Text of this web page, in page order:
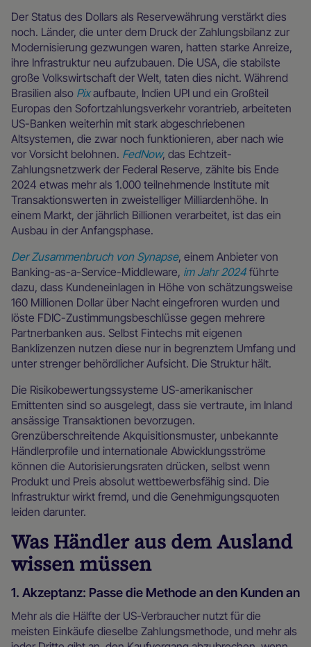
Der Status des Dollars als Reservewährung verstärkt dies
noch. Länder, die unter dem Druck der Zahlungsbilanz zur
Modernisierung gezwungen waren, hatten starke Anreize,
ihre Infrastruktur neu aufzubauen. Die USA, die stabilste
große Volkswirtschaft der Welt, taten dies nicht. Während
Brasilien also Pixaufbaute, Indien UPI und ein Großteil
Europas den Sofortzahlungsverkehr vorantrieb, arbeiteten
US-Banken weiterhin mit stark abgeschriebenen
Altsystemen, die zwar noch funktionieren, aber nach wie
vor Vorsicht belohnen. FedNow, das Echtzeit-
Zahlungsnetzwerk der Federal Reserve, zählte bis Ende
2024 etwas mehr als 1.000 teilnehmende Institute mit
Transaktionswerten in zweistelliger Milliardenhöhe. In
einem Markt, der jährlich Billionen verarbeitet, ist das ein
Ausbau in der Anfangsphase.
Der Zusammenbruch von Synapse, einem Anbieter von
Banking-as-a-Service-Middleware, im Jahr 2024 führte
dazu, dass Kundeneinlagen in Höhe von schätzungsweise
160 Millionen Dollar über Nacht eingefroren wurden und
löste FDIC-Zustimmungsbeschlüsse gegen mehrere
Partnerbanken aus. Selbst Fintechs mit eigenen
Banklizenzen nutzen diese nur in begrenztem Umfang und
unter strenger behördlicher Aufsicht. Die Struktur hält.
Die Risikobewertungssysteme US-amerikanischer
Emittenten sind so ausgelegt, dass sie vertraute, im Inland
ansässige Transaktionen bevorzugen.
Grenzüberschreitende Akquisitionsmuster, unbekannte
Händlerprofile und internationale Abwicklungsströme
können die Autorisierungsraten drücken, selbst wenn
Produkt und Preis absolut wettbewerbsfähig sind. Die
Infrastruktur wirkt fremd, und die Genehmigungsquoten
leiden darunter.
Was Händler aus dem Ausland
wissen müssen
1. Akzeptanz: Passe die Methode an den Kunden an
Mehr als die Hälfte der US-Verbraucher nutzt für die
meisten Einkäufe dieselbe Zahlungsmethode, und mehr als